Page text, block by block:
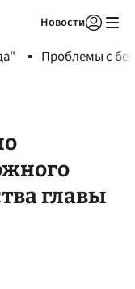
Новости
Проблемы с
главы